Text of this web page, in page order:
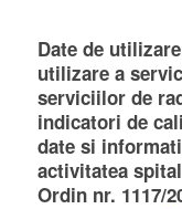
Date de
utilizare a
serviciilor de
indicatori de
date si
activitatea
Ordin nr. 1117/